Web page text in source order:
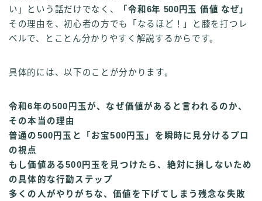
い」という話だけでなく、
「令和6年 500円玉 価値 なぜ」
その理由を、初心者の方でも「なるほど！」と膝を打つレ
ベルで、とことん分かりやすく解説するからです。
具体的には、以下のことが分かります。
令和6年の500円玉が、なぜ価値があると言われるのか、
その本当の理由
普通の500円玉と「お宝500円玉」を瞬時に見分けるプロ
の視点
もし価値ある500円玉を見つけたら、絶対に損しないため
の具体的な行動ステップ
多くの人がやりがちな、価値を下げてしまう残念な失敗